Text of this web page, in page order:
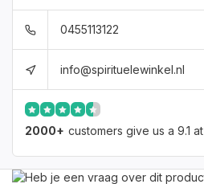
0455113122
info@spirituelewinkel.nl
2000+ customers give us a 9.1 at